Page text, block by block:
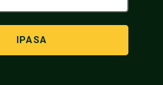
(Kinakailangan)